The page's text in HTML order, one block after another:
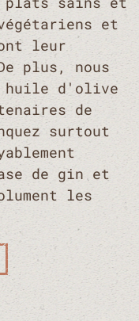
et
leur
plus, nous
huile d'olive
de
surtout
de gin et
les